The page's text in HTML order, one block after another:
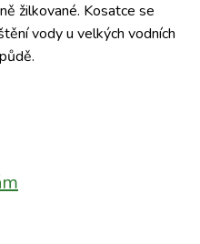
žilkované. Kosatce se
vody u velkých vodních